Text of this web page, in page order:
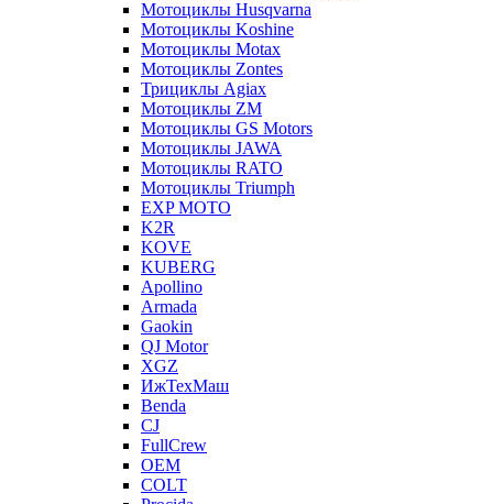
Мотоциклы Husqvarna
Мотоциклы Koshine
Мотоциклы Motax
Мотоциклы Zontes
Трициклы Agiax
Мотоциклы ZM
Мотоциклы GS Motors
Мотоциклы JAWA
Мотоциклы RATO
Мотоциклы Triumph
EXP MOTO
K2R
KOVE
KUBERG
Apollino
Armada
Gaokin
QJ Motor
XGZ
ИжТехМаш
Benda
CJ
FullCrew
OEM
COLT